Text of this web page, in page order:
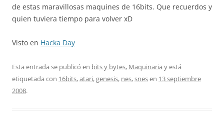
de estas maravillosas maquines de 16bits. Que recuerdos y
quien tuviera tiempo para volver xD
Visto en Hacka Day
Esta entrada se publicó en bits y bytes, Maquinaria y está
etiquetada con 16bits,atari,genesis, nes,snesen 13 septiembre
2008.